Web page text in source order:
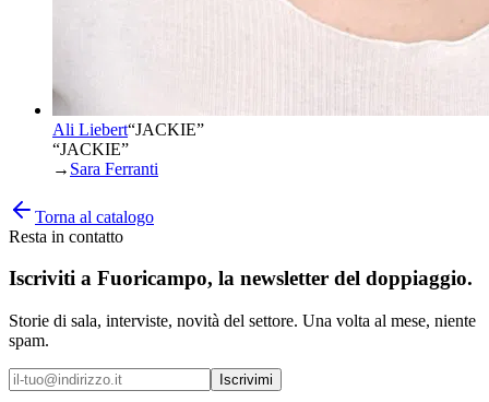
Ali Liebert“JACKIE”
“JACKIE”
→ Sara Ferranti
Torna al catalogo
Resta in contatto
Iscriviti a Fuoricampo, la newsletter del doppiaggio.
Storie di sala, interviste, novità del settore. Una volta al mese, niente
spam.
Iscrivimi